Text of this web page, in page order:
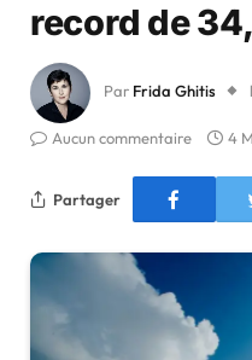
record de
Par Frida Ghitis
Aucun commentaire 4
Partager